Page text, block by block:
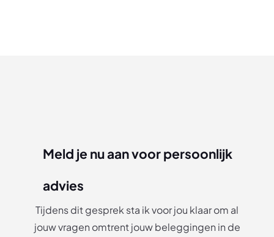
Meld je nu aan voor persoonlijk
advies
Tijdens dit gesprek sta ik voor jou klaar om al
jouw vragen omtrent jouw beleggingen in de